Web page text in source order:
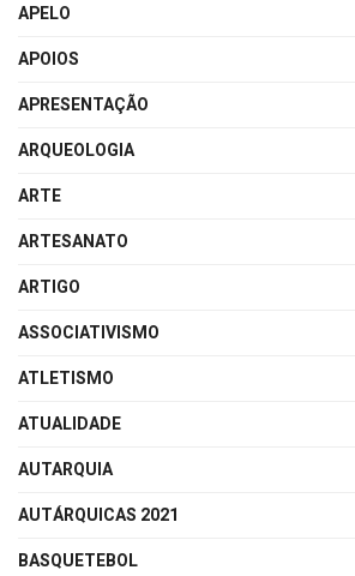
APELO
APOIOS
APRESENTAÇÃO
ARQUEOLOGIA
ARTE
ARTESANATO
ARTIGO
ASSOCIATIVISMO
ATLETISMO
ATUALIDADE
AUTARQUIA
AUTÁRQUICAS 2021
BASQUETEBOL